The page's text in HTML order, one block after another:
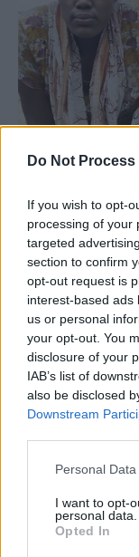
Do Not
If you wish to opt-
processing of your
targeted
section to confirm
opt-out request is
interest-based ads
us or personal
your opt-out. You
disclosure of your
IAB’s list of
also be disclosed
Downstream
Personal
I want to opt-
personal data.
Opted In